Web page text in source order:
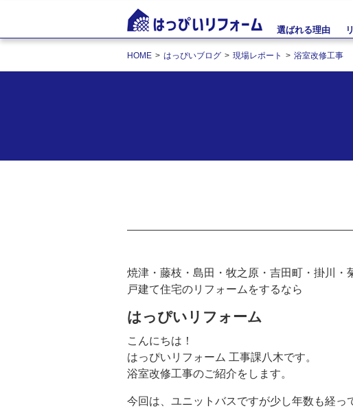
選ばれる理由
HOME はっぴいブログ 現場レポート 浴室改修工事
焼津・藤枝・島田・牧之原・吉田町・掛川・
戸建て住宅のリフォームをするなら
はっぴいリフォーム
こんにちは！
はっぴいリフォーム 工事課八木です。
浴室改修工事のご紹介をします。
今回は、ユニットバスですが少し年数も経